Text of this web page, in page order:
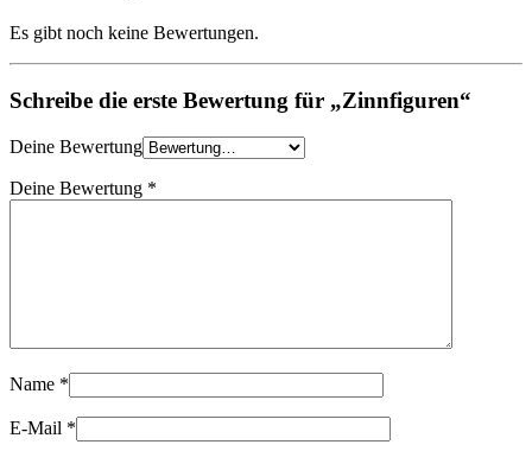
Es gibt noch keine Bewertungen.
Schreibe die erste Bewertung für „Zinnfiguren“
Deine Bewertung
Deine Bewertung *
Name *
E-Mail *